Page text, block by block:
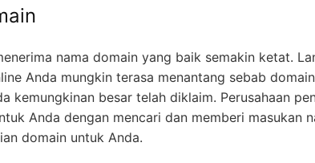
nama domain yang baik semakin ketat.
Anda mungkin terasa menantang sebab
kemungkinan besar telah diklaim. Perusahaan
Anda dengan mencari dan memberi masukan
domain untuk Anda.